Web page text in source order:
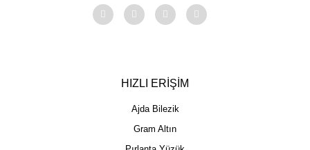
HIZLI ERİŞİM
Ajda Bilezik
Gram Altın